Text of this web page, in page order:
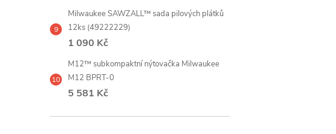
Milwaukee SAWZALL™ sada pilových plátků
12ks (49222229)
1 090 Kč
M12™ subkompaktní nýtovačka Milwaukee
M12 BPRT-0
5 581 Kč